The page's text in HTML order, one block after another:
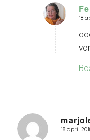
18
zegt:
18 april